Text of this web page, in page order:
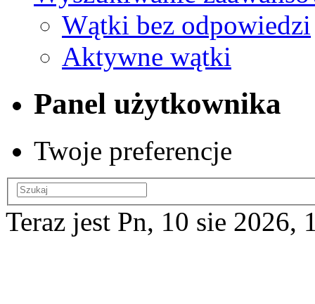
Wątki bez odpowiedzi
Aktywne wątki
Panel użytkownika
Twoje preferencje
Teraz jest Pn, 10 sie 2026,